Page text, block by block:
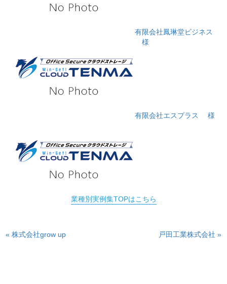
有限会社鳳琳堂ビジネス
様
有限会社エスプラス 様
業種別実例集TOPはこちら
« 株式会社grow up 戸田工業株式会社 »